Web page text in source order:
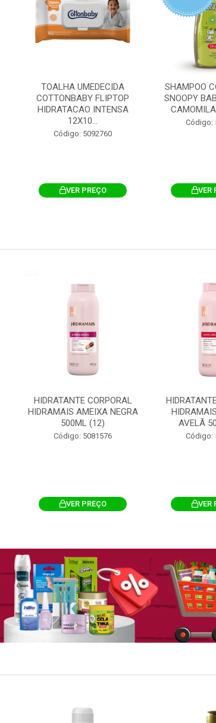
TOALHA UMEDECIDA
COTTONBABY FLIPTOP
HIDRATACAO INTENSA
12X10...
Código: 5092760
VER PREÇO
SHAMPOO
SNOOPY
Código:
VER
HIDRATANTE CORPORAL
HIDRAMAIS AMEIXA NEGRA
500ML (12)
Código: 5081576
VER PREÇO
AVELÃ
Código:
VER